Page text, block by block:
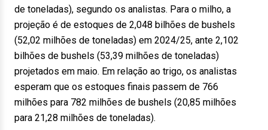
de toneladas), segundo os analistas. Para o milho, a
projeção é de estoques de 2,048 bilhões de bushels
(52,02 milhões de toneladas) em 2024/25, ante 2,102
bilhões de bushels (53,39 milhões de toneladas)
projetados em maio. Em relação ao trigo, os analistas
esperam que os estoques finais passem de 766
milhões para 782 milhões de bushels (20,85 milhões
para 21,28 milhões de toneladas).